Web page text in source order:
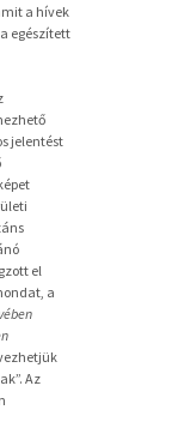
a hívek
egészített
jelentést
el
a
Az